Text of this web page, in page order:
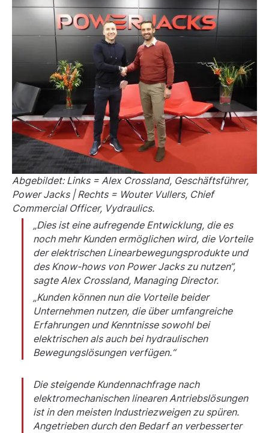
Abgebildet: Links = Alex Crossland, Geschäftsführer,
Power Jacks | Rechts = Wouter Vullers, Chief
Commercial Officer, Vydraulics.
„Dies ist eine aufregende Entwicklung, die es
noch mehr Kunden ermöglichen wird, die Vorteile
der elektrischen Linearbewegungsprodukte und
des Know-hows von Power Jacks zu nutzen“,
sagte Alex Crossland, Managing Director.
„Kunden können nun die Vorteile beider
Unternehmen nutzen, die über umfangreiche
Erfahrungen und Kenntnisse sowohl bei
elektrischen als auch bei hydraulischen
Bewegungslösungen verfügen.“
Die steigende Kundennachfrage nach
elektromechanischen linearen Antriebslösungen
ist in den meisten Industriezweigen zu spüren.
Angetrieben durch den Bedarf an verbesserter